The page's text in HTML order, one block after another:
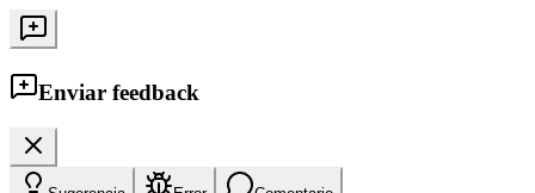
Enviar feedback